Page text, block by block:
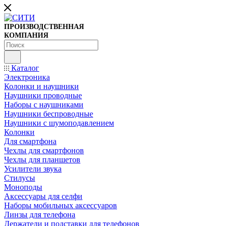
ПРОИЗВОДСТВЕННАЯ
КОМПАНИЯ
Каталог
Электроника
Колонки и наушники
Наушники проводные
Наборы с наушниками
Наушники беспроводные
Наушники с шумоподавлением
Колонки
Для смартфона
Чехлы для смартфонов
Чехлы для планшетов
Усилители звука
Стилусы
Моноподы
Аксессуары для селфи
Наборы мобильных аксессуаров
Линзы для телефона
Держатели и подставки для телефонов